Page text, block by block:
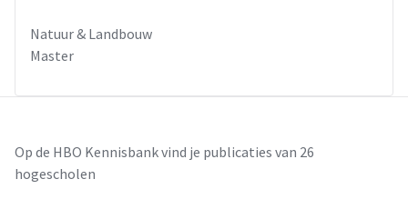
Natuur & Landbouw
Master
Op de HBO Kennisbank vind je publicaties van 26
hogescholen